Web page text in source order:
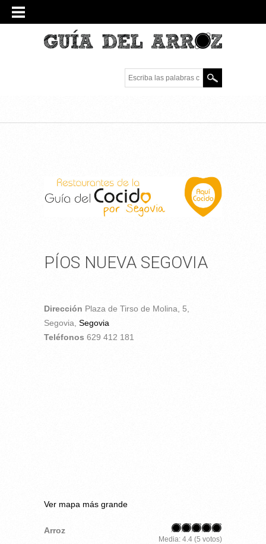
Escriba las palabras
clave.
PÍOS NUEVA SEGOVIA
Dirección Plaza de Tirso de Molina, 5,
Segovia, Segovia
Teléfonos 629 412 181
Ver mapa más grande
Arroz
Media: 4.4 (5 votos)